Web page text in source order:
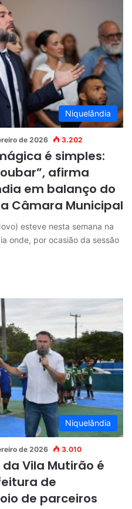
Niquelândia
de 2026 3.202
é simples:
afirma
em balanço do
Câmara Municipal
esteve nesta semana na
onde, por ocasião da sessão
Niquelândia
de 2026 3.010
Vila Mutirão é
de
de parceiros